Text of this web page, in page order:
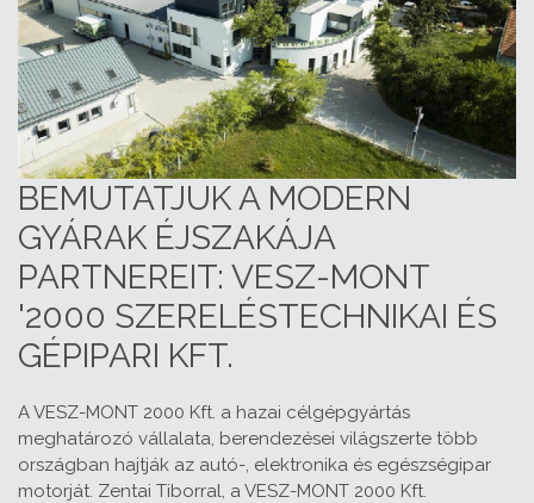
BEMUTATJUK A MODERN
GYÁRAK ÉJSZAKÁJA
PARTNEREIT: VESZ-MONT
'2000 SZERELÉSTECHNIKAI ÉS
GÉPIPARI KFT.
A VESZ-MONT 2000 Kft. a hazai célgépgyártás
meghatározó vállalata, berendezései világszerte több
országban hajtják az autó-, elektronika és egészségipar
motorját. Zentai Tiborral, a VESZ-MONT 2000 Kft.